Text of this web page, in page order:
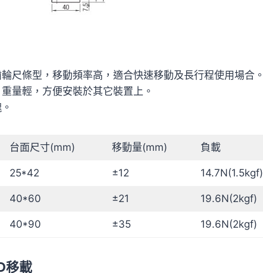
尺條型，移動頻率高，適合快速移動及長行程使用場合。
量輕，方便安裝於其它裝置上。
台面尺寸(mm) 移動量(mm) 負載
25*42 ±12 14.7N(1.5kgf)
40*60 ±21 19.6N(2kgf)
40*90 ±35 19.6N(2kgf)
移載